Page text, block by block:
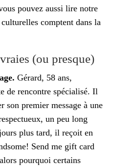
pouvez aussi lire notre
comptent dans la
(ou presque)
Gérard, 58 ans,
de rencontre spécialisé. Il
son premier message à une
un peu long
plus tard, il reçoit en
Send me gift card
pourquoi certains